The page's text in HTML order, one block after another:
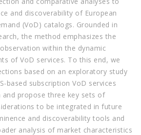
and discoverability of European
(VoD) catalogs. Grounded in
the method emphasizes the
within the dynamic
of VoD services. To this end, we
based on an exploratory study
based subscription VoD services
and propose three key sets of
to be integrated in future
and discoverability tools and
analysis of market characteristics